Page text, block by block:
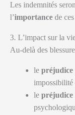
Les indemnités
l’importance de
3. L’impact sur la
Au-delà des
le préjudice
impossibilité
le préjudice